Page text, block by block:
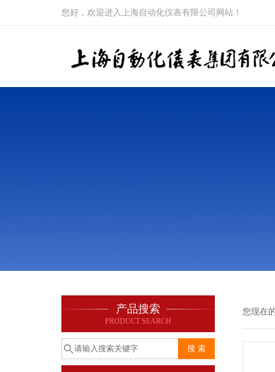
您好，欢迎进入上海自动化仪表有限公司网站！
产品搜索
PRODUCT SEARCH
您现在